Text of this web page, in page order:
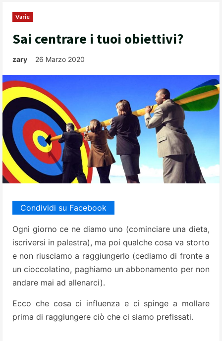
Varie
Sai centrare i tuoi obiettivi?
zary 26 Marzo 2020
Condividi su Facebook
Ogni giorno ce ne diamo uno (cominciare una dieta,
iscriversi in palestra), ma poi qualche cosa va storto
e non riusciamo a raggiungerlo (cediamo di fronte a
un cioccolatino, paghiamo un abbonamento per non
andare mai ad allenarci).
Ecco che cosa ci influenza e ci spinge a mollare
prima di raggiungere ciò che ci siamo prefissati.